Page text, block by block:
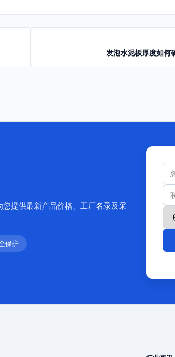
发泡水泥板厚度如何
提供最新产品价格、工厂名录及采
保护